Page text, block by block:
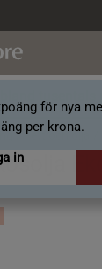
för nya
per krona.
in
/ Fett och olja /